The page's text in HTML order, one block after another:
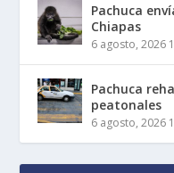
Pachuca
Chiapas
6 agosto, 2026
Pachuca
peatonales
6 agosto, 2026